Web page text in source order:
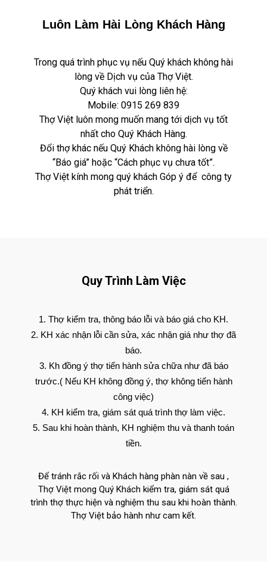
Luôn Làm Hài Lòng Khách Hàng
Trong quá trình phục vụ nếu Quý khách không hài
lòng về Dịch vụ của Thợ Việt.
Quý khách vui lòng liên hệ:
Mobile: 0915 269 839
Thợ Việt luôn mong muốn mang tới dịch vụ tốt
nhất cho Quý Khách Hàng.
Đổi thợ khác nếu Quý Khách không hài lòng về
“Báo giá” hoặc “Cách phục vụ chưa tốt”.
Thợ Việt kính mong quý khách Góp ý để công ty
phát triển.
Quy Trình Làm Việc
Thợ kiểm tra, thông báo lỗi và báo giá cho KH.
KH xác nhận lỗi cần sửa, xác nhận giá như thợ đã
báo.
Kh đồng ý thợ tiến hành sửa chữa như đã báo
trước.( Nếu KH không đồng ý, thợ không tiến hành
công việc)
KH kiểm tra, giám sát quá trình thợ làm việc.
Sau khi hoàn thành, KH nghiệm thu và thanh toán
tiền.
Để tránh rắc rối và Khách hàng phàn nàn về sau ,
Thợ Việt mong Quý Khách kiểm tra, giám sát quá
trình thợ thực hiện và nghiệm thu sau khi hoàn thành.
Thợ Việt bảo hành như cam kết.